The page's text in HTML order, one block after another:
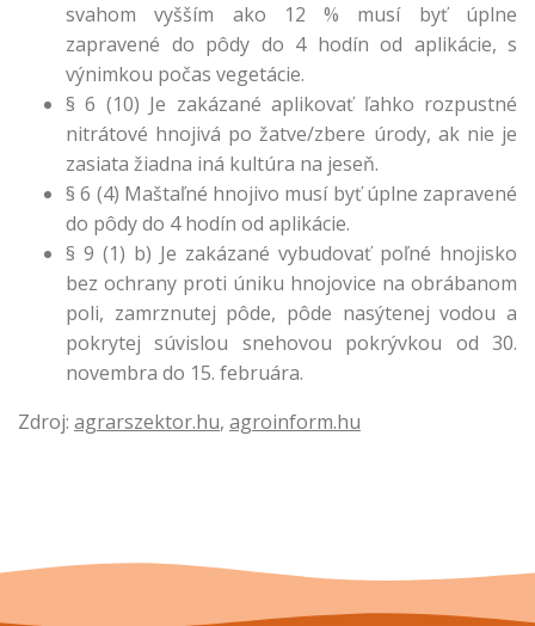
svahom vyšším ako 12 % musí byť úplne
zapravené do pôdy do 4 hodín od aplikácie, s
výnimkou počas vegetácie.
§ 6 (10) Je zakázané aplikovať ľahko rozpustné
nitrátové hnojivá po žatve/zbere úrody, ak nie je
zasiata žiadna iná kultúra na jeseň.
§ 6 (4) Maštaľné hnojivo musí byť úplne zapravené
do pôdy do 4 hodín od aplikácie.
§ 9 (1) b) Je zakázané vybudovať poľné hnojisko
bez ochrany proti úniku hnojovice na obrábanom
poli, zamrznutej pôde, pôde nasýtenej vodou a
pokrytej súvislou snehovou pokrývkou od 30.
novembra do 15. februára.
Zdroj: agrarszektor.hu, agroinform.hu